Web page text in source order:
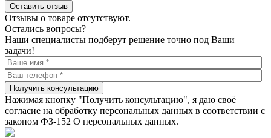
Оставить отзыв
Отзывы о товаре отсутствуют.
Остались вопросы?
Наши специалисты подберут решение точно под Ваши
задачи!
Получить консультацию
Нажимая кнопку "Получить консультацию", я даю своё
согласие на обработку персональных данных в соответствии с
законом ФЗ-152 О персональных данных.